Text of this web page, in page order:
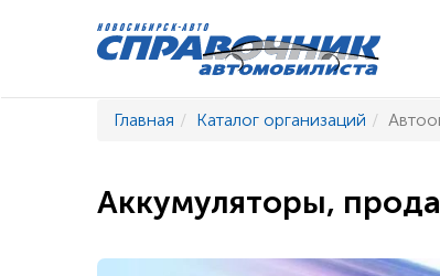
Главная Каталог организаций
Аккумуляторы,